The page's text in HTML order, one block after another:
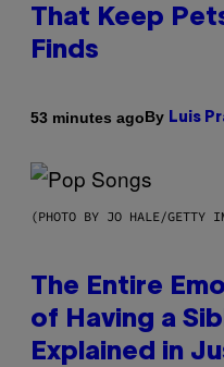
That Keep
Finds
53 minutes agoBy Luis
(PHOTO BY JO HALE/GETTY
The Entire
of Having a
Explained in